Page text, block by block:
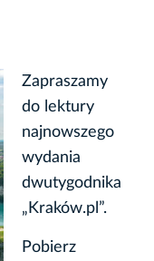
Zapraszamy
do lektury
najnowszego
wydania
dwutygodnika
„Kraków.pl”.
Pobierz